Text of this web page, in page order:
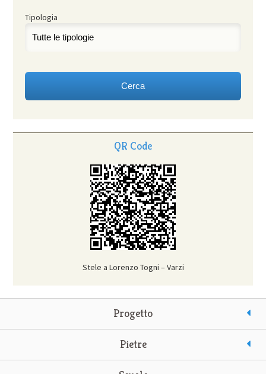
Tipologia
QR Code
Stele a Lorenzo Togni – Varzi
Progetto
Pietre